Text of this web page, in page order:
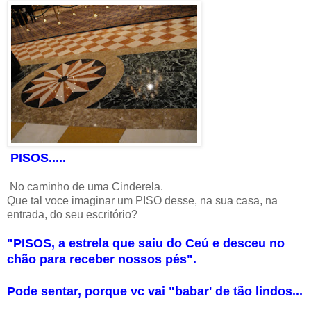
PISOS.....
No caminho de uma Cinderela.
Que tal voce imaginar um PISO desse, na sua casa, na
entrada, do seu escritório?
"PISOS, a estrela que saiu do Ceú e desceu no
chão para receber nossos pés".
Pode sentar, porque vc vai "babar' de tão lindos...